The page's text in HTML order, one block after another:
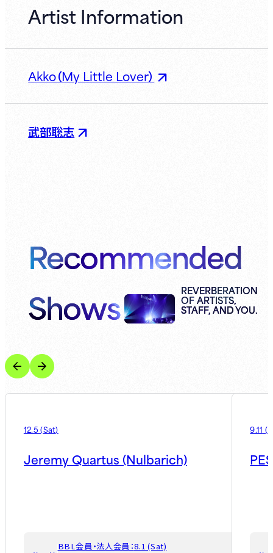
Artist Information
Akko（My Little Lover）
武部聡志
Recommended
Shows
REVERBERATION
OF ARTISTS,
STAFF, AND YOU.
12.5 (Sat)
Jeremy Quartus (Nulbarich)
BBL会員・法人会員：8.1 (Sat)
9.11 (